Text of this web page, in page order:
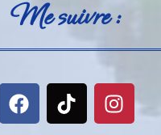
Me suivre :